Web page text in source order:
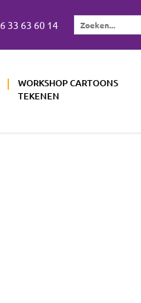
33 63 60 14
Zoeken...
WORKSHOP CARTOONS
TEKENEN